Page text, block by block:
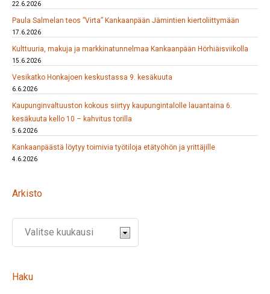
22.6.2026
Paula Salmelan teos ”Virta” Kankaanpään Jämintien kiertoliittymään
17.6.2026
Kulttuuria, makuja ja markkinatunnelmaa Kankaanpään Hörhiäisviikolla
15.6.2026
Vesikatko Honkajoen keskustassa 9. kesäkuuta
6.6.2026
Kaupunginvaltuuston kokous siirtyy kaupungintalolle lauantaina 6.
kesäkuuta kello 10 – kahvitus torilla
5.6.2026
Kankaanpäästä löytyy toimivia työtiloja etätyöhön ja yrittäjille
4.6.2026
Arkisto
Haku